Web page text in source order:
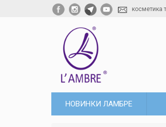
косметика
НОВИНКИ ЛАМБРЕ